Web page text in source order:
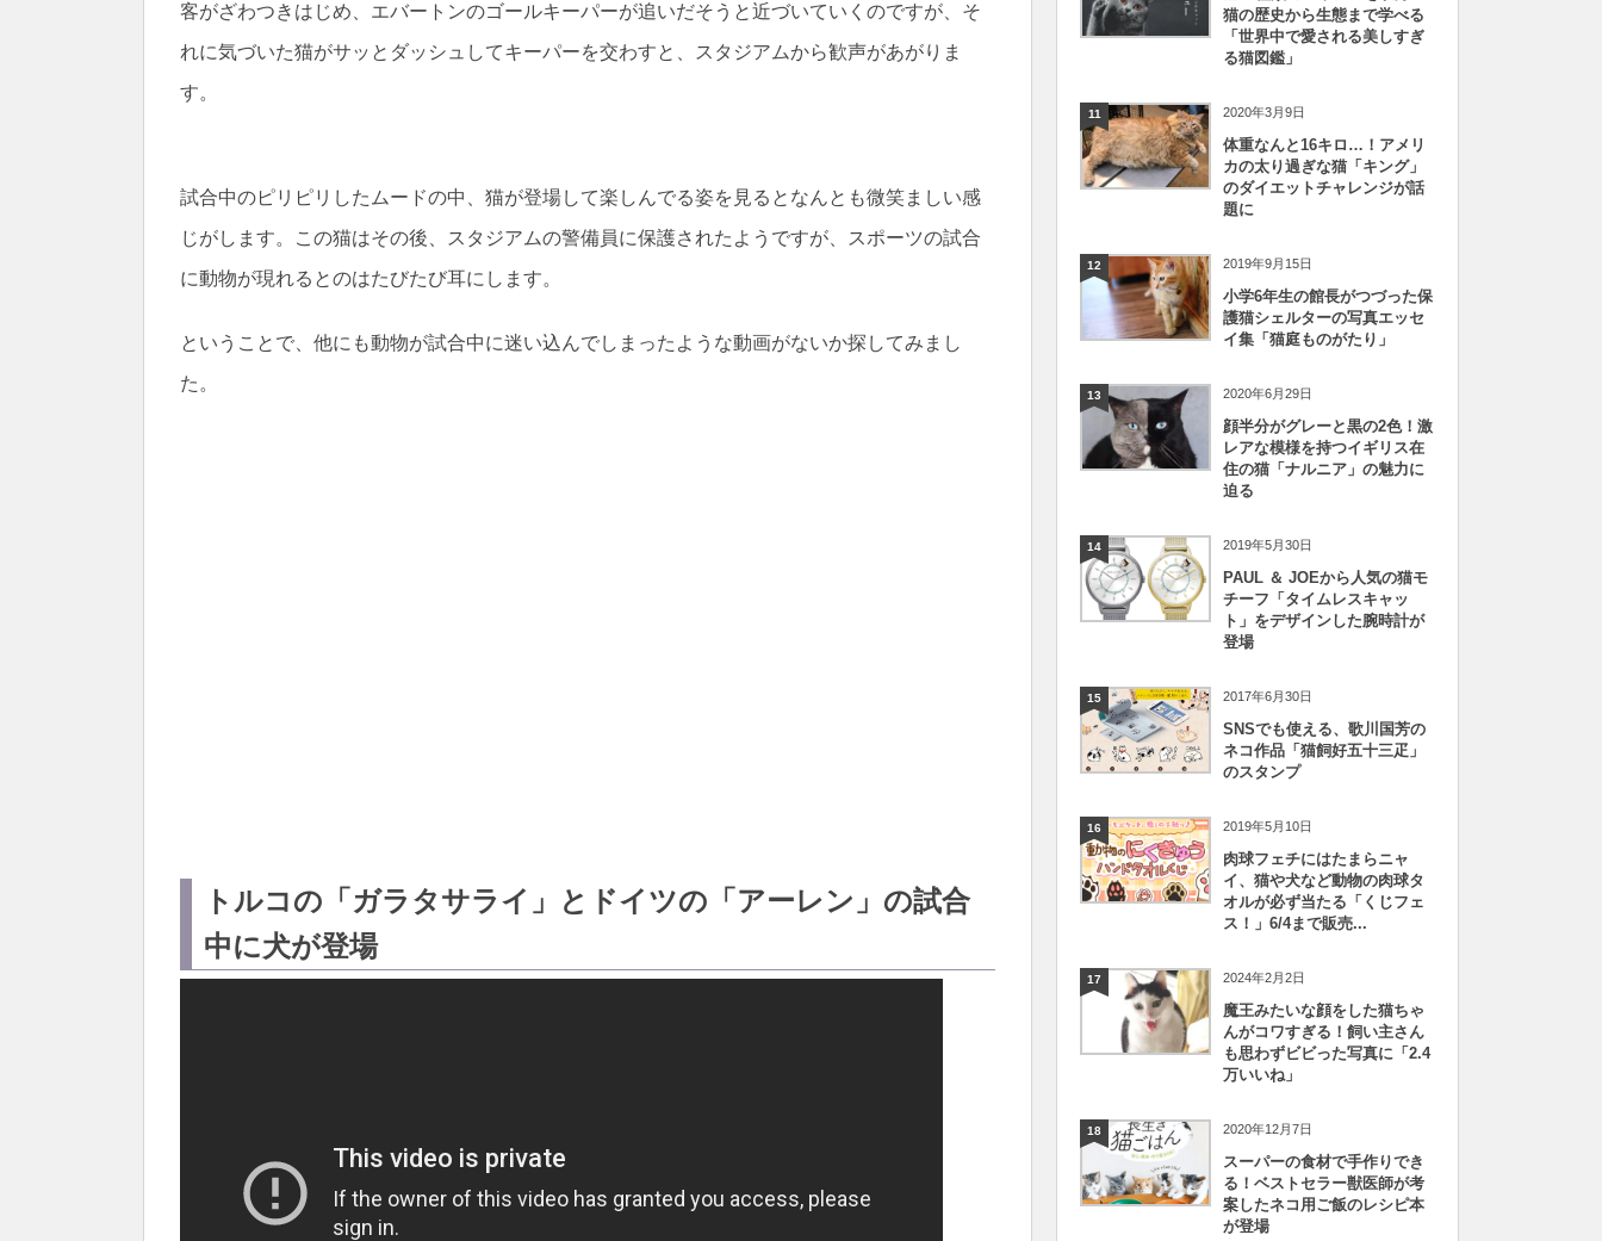
客がざわつきはじめ、エバートンのゴールキーパーが追いだそうと近づいていくのですが、そ
れに気づいた猫がサッとダッシュしてキーパーを交わすと、スタジアムから歓声があがりま
す。
試合中のピリピリしたムードの中、猫が登場して楽しんでる姿を見るとなんとも微笑ましい感
じがします。この猫はその後、スタジアムの警備員に保護されたようですが、スポーツの試合
に動物が現れるとのはたびたび耳にします。
ということで、他にも動物が試合中に迷い込んでしまったような動画がないか探してみまし
た。
トルコの「ガラタサライ」とドイツの「アーレン」の試合
中に犬が登場
猫の歴史から生態まで学べる
「世界中で愛される美しすぎ
る猫図鑑」
11 2020年3月9日
体重なんと16キロ…！アメリ
カの太り過ぎな猫「キング」
のダイエットチャレンジが話
題に
12 2019年9月15日
小学6年生の館長がつづった保
護猫シェルターの写真エッセ
イ集「猫庭ものがたり」
13 2020年6月29日
顔半分がグレーと黒の2色！激
レアな模様を持つイギリス在
住の猫「ナルニア」の魅力に
迫る
14 2019年5月30日
PAUL ＆ JOEから人気の猫モ
チーフ「タイムレスキャッ
ト」をデザインした腕時計が
登場
15 2017年6月30日
SNSでも使える、歌川国芳の
ネコ作品「猫飼好五十三疋」
のスタンプ
16 2019年5月10日
肉球フェチにはたまらニャ
イ、猫や犬など動物の肉球タ
オルが必ず当たる「くじフェ
ス！」6/4まで販売...
17 2024年2月2日
魔王みたいな顔をした猫ちゃ
んがコワすぎる！飼い主さん
も思わずビビった写真に「2.4
万いいね」
18 2020年12月7日
スーパーの食材で手作りでき
る！ベストセラー獣医師が考
案したネコ用ご飯のレシピ本
が登場